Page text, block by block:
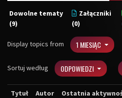
Dowolne tematy
(9)
Załączniki
(0)
Display topics from 1 MIESIĄC
Sortuj według ODPOWIEDZI
Tytuł Autor Ostatnia